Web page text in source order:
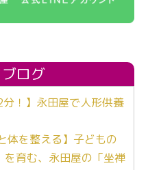
ログ
分！】永田屋で人形供養
体を整える】子どもの
を育む、永田屋の「坐禅